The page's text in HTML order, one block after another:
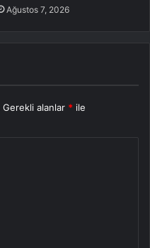
Ağustos 7, 2026
Gerekli alanlar * ile